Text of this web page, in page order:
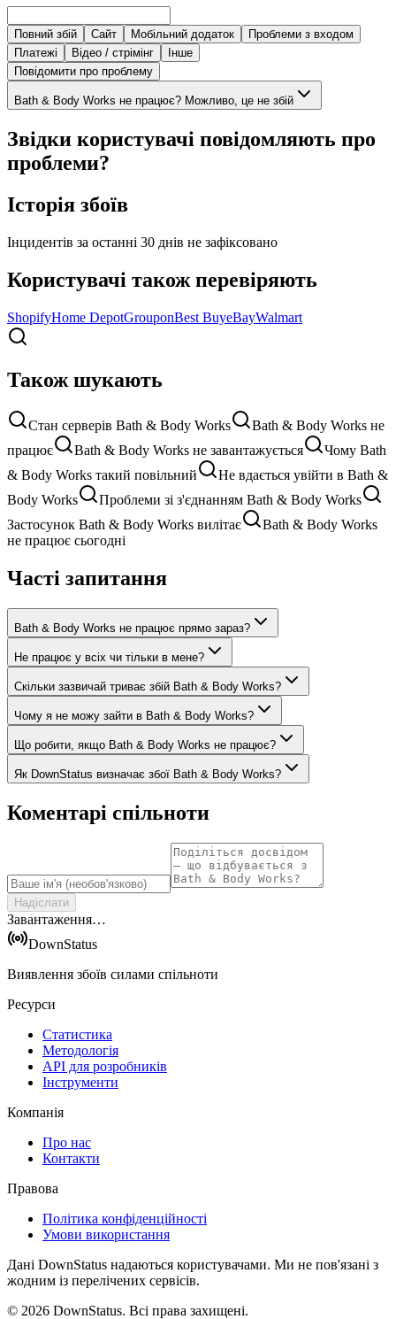
Повний збій Сайт Мобільний додаток
Проблеми з входом
Платежі
Відео / стрімінг
Інше
Повідомити про проблему
Bath & Body Works не працює? Можливо, це не збій
Звідки користувачі повідомляють про
проблеми?
Історія збоїв
Інцидентів за останні 30 днів не зафіксовано
Користувачі також перевіряють
ShopifyHome DepotGrouponBest BuyeBayWalmart
Також шукають
Стан серверів Bath & Body Works
Bath & Body Works не
працює
Bath & Body Works не завантажується
Чому Bath
& Body Works такий повільний
Не вдається увійти в Bath &
Body Works
Проблеми зі з'єднанням Bath & Body Works
Застосунок Bath & Body Works вилітає
Bath & Body Works
не працює сьогодні
Часті запитання
Bath & Body Works не працює прямо зараз?
Не працює у всіх чи тільки в мене?
Скільки зазвичай триває збій Bath & Body Works?
Чому я не можу зайти в Bath & Body Works?
Що робити, якщо Bath & Body Works не працює?
Як DownStatus визначає збої Bath & Body Works?
Коментарі спільноти
Надіслати
Завантаження…
DownStatus
Виявлення збоїв силами спільноти
Ресурси
Статистика
Методологія
API для розробників
Інструменти
Компанія
Про нас
Контакти
Правова
Політика конфіденційності
Умови використання
Дані DownStatus надаються користувачами. Ми не пов'язані з
жодним із перелічених сервісів.
© 2026 DownStatus. Всі права захищені.